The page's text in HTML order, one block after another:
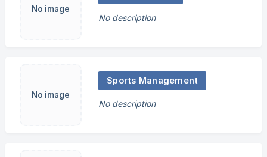
No image
No description
No image
Sports Management
No description